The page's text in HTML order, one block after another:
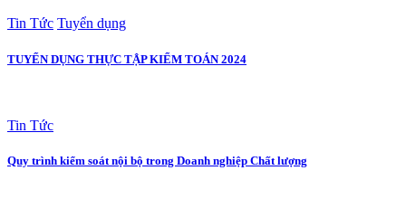
Tin Tức Tuyển dụng
TUYỂN DỤNG THỰC TẬP KIỂM TOÁN 2024
Tin Tức
Quy trình kiểm soát nội bộ trong Doanh nghiệp Chất lượng